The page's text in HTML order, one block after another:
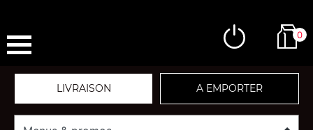
0
LIVRAISON A EMPORTER